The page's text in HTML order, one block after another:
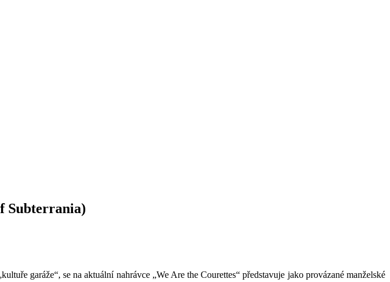
Subterrania)
garáže“, se na aktuální nahrávce „We Are the Courettes“ představuje jako provázané manželské